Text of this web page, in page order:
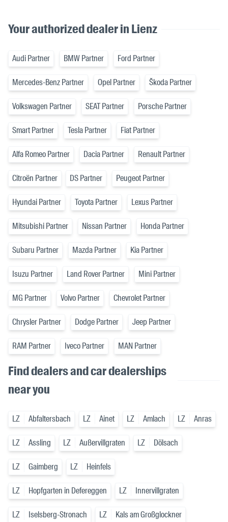
Your authorized dealer in Lienz
Audi Partner BMW Partner Ford Partner
Mercedes-Benz Partner Opel Partner Škoda Partner
Volkswagen Partner SEAT Partner Porsche Partner
Smart Partner Tesla Partner Fiat Partner
Alfa Romeo Partner Dacia Partner Renault Partner
Citroën Partner DS Partner Peugeot Partner
Hyundai Partner Toyota Partner Lexus Partner
Mitsubishi Partner Nissan Partner Honda Partner
Subaru Partner Mazda Partner Kia Partner
Isuzu Partner Land Rover Partner Mini Partner
MG Partner Volvo Partner Chevrolet Partner
Chrysler Partner Dodge Partner Jeep Partner
RAM Partner Iveco Partner MAN Partner
Find dealers and car dealerships
near you
LZ Abfaltersbach LZ Ainet LZ Amlach LZ Anras
LZ Assling LZ Außervillgraten LZ Dölsach
LZ Gaimberg LZ Heinfels
LZ Hopfgarten in Defereggen LZ Innervillgraten
LZ Iselsberg-Stronach LZ Kals am Großglockner